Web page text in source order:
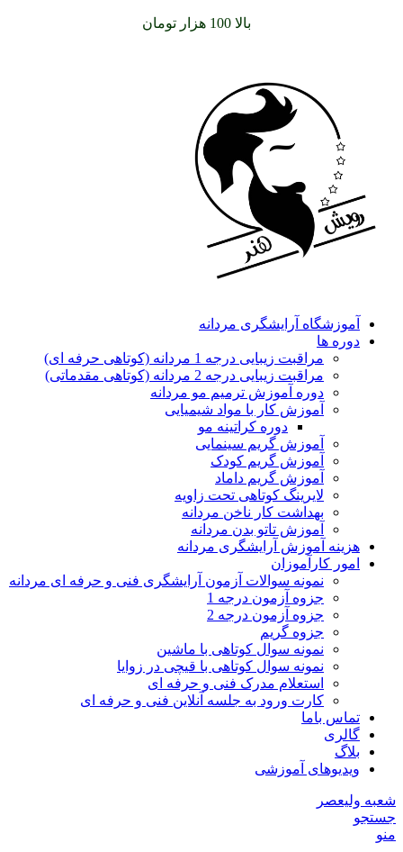
بالا 100 هزار تومان
آموزشگاه آرایشگری مردانه
دوره ها
مراقبت زیبایی درجه 1 مردانه (کوتاهی حرفه ای)
مراقبت زیبایی درجه 2 مردانه (کوتاهی مقدماتی)
دوره آموزش ترمیم مو مردانه
آموزش کار با مواد شیمیایی
دوره کراتینه مو
آموزش گریم سینمایی
آموزش گریم کودک
آموزش گریم داماد
لایرینگ کوتاهی تحت زاویه
بهداشت کار ناخن مردانه
آموزش تاتو بدن مردانه
هزینه آموزش آرایشگری مردانه
امور کارآموزان
نمونه سوالات آزمون آرایشگری فنی و حرفه ای مردانه
جزوه آزمون درجه 1
جزوه آزمون درجه 2
جزوه گریم
نمونه سوال کوتاهی با ماشین
نمونه سوال کوتاهی با قیچی در زوایا
استعلام مدرک فنی و حرفه ای
کارت ورود به جلسه آنلاین فنی و حرفه ای
تماس باما
گالری
بلاگ
ویدیوهای آموزشی
شعبه ولیعصر
جستجو
منو